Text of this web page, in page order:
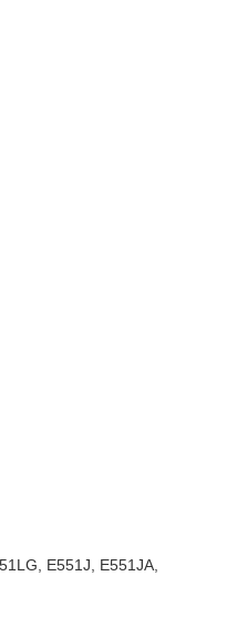
E551J, E551JA,